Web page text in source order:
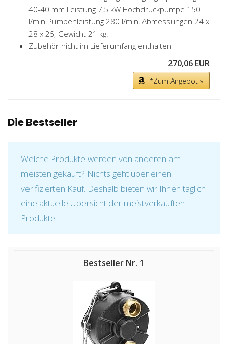
40-40 mm Leistung 7,5 kW Hochdruckpumpe 150
l/min Pumpenleistung 280 l/min, Abmessungen 24 x
28 x 25, Gewicht 21 kg.
Zubehör nicht im Lieferumfang enthalten
270,06 EUR
*Zum Angebot »
Die Bestseller
Welche Produkte werden von anderen am
meisten gekauft? Nichts geht über einen
verifizierten Kauf. Deshalb bieten wir Ihnen täglich
eine aktuelle Übersicht der meistverkauften
Produkte.
1